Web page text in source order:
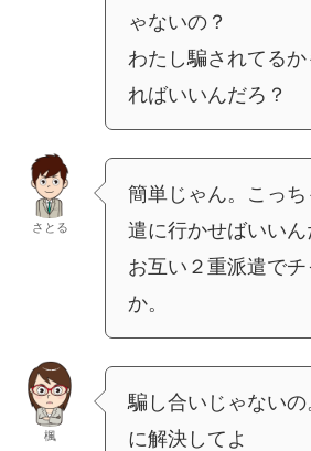
ゃないの？
わたし騙されてる
ればいいんだろ？
さとる
簡単じゃん。こっ
遣に行かせばいいん
お互い２重派遣で
か。
楓
騙し合いじゃない
に解決してよ